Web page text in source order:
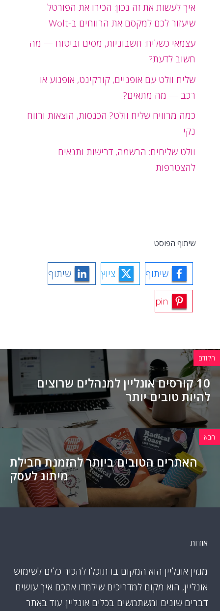
איך לעשות את זה נכון: הכירו את הפורטל
שיעזור לכם למקסם את הרווחים ב-Wolt
עצמאי כשליח: חשבוניות, מסים וביטוח — מה
חשוב לדעת?
שליח וולט עם אופניים, קורקינט, אופנוע או
רכב — מה מתאים?
כמה מרוויח שליח וולט? הכנסות, הוצאות ורווח
נקי
וולט שליחים: הרשמה, דרישות ותנאים
להצטרפות
שיתוף הפוסט
שיתוף ציוץ שיתוף
pin
הקודם
10 קורסים אונליין למנהלים שרוצים
להיות טובים יותר
הבא
האתרים הטובים ביותר להזמנת חבילת
מיתוג לעסק
אודות
מגזין אונליין הוא המקום בו תוכלו להכיר כלים לשימוש
אונליין, הוא מקום למדריכים שילמדו אתכם איך עושים
דברים שונים ומשתמשים בכלים אונליין. עוד באתר